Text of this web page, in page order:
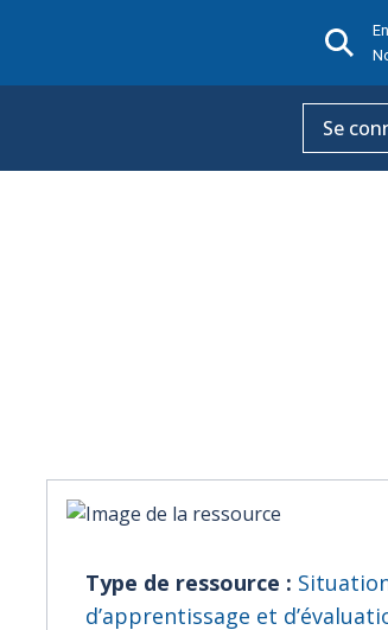
Se
Type de ressource :
d’apprentissage et